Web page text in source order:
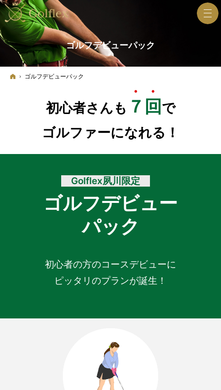
ゴルフデビューパック
ホーム
ゴルフデビューパック
初心者さんも ７回 で
ゴルファーになれる！
Golflex夙川限定
ゴルフデビュー
パック
初心者の方のコースデビューに
ピッタリのプランが誕生！